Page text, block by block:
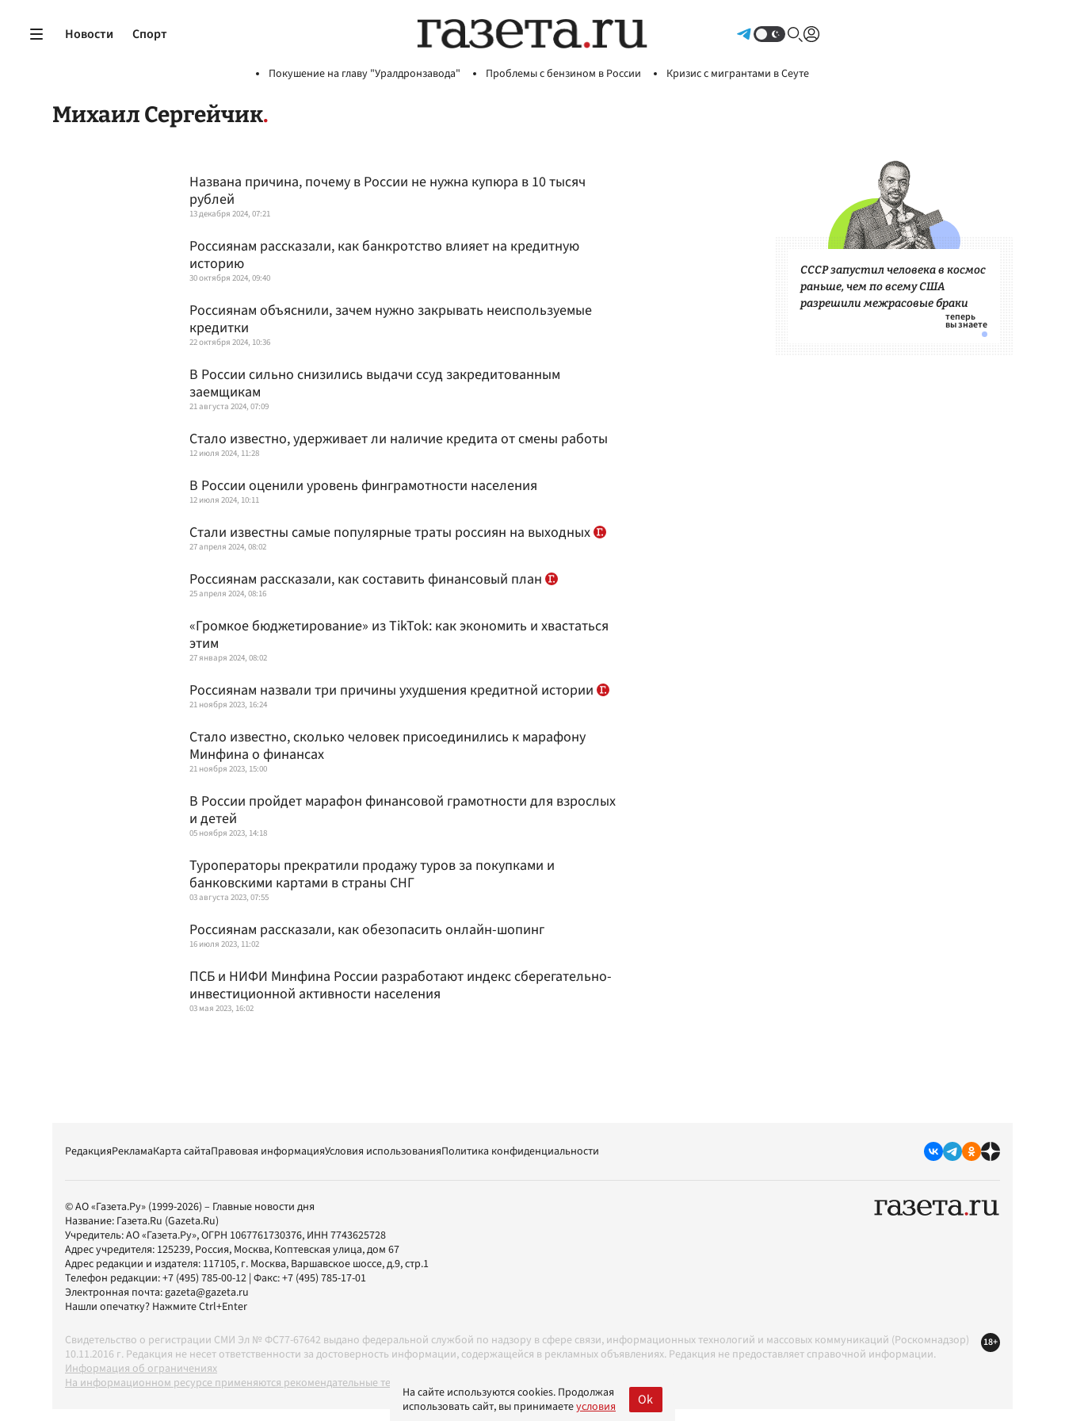
Новости Спорт
Покушение на главу "Уралдронзавода" Проблемы с бензином в России Кризис с мигрантами в Сеуте
Михаил Сергейчик
Названа причина, почему в России не нужна купюра в 10 тысяч
рублей
13 декабря 2024, 07:21
Россиянам рассказали, как банкротство влияет на кредитную
историю
30 октября 2024, 09:40
Россиянам объяснили, зачем нужно закрывать неиспользуемые
кредитки
22 октября 2024, 10:36
В России сильно снизились выдачи ссуд закредитованным
заемщикам
21 августа 2024, 07:09
Стало известно, удерживает ли наличие кредита от смены работы
12 июля 2024, 11:28
В России оценили уровень финграмотности населения
12 июля 2024, 10:11
Стали известны самые популярные траты россиян на выходных
27 апреля 2024, 08:02
Россиянам рассказали, как составить финансовый план
25 апреля 2024, 08:16
«Громкое бюджетирование» из TikTok: как экономить и хвастаться
этим
27 января 2024, 08:02
Россиянам назвали три причины ухудшения кредитной истории
21 ноября 2023, 16:24
Стало известно, сколько человек присоединились к марафону
Минфина о финансах
21 ноября 2023, 15:00
В России пройдет марафон финансовой грамотности для взрослых
и детей
05 ноября 2023, 14:18
Туроператоры прекратили продажу туров за покупками и
банковскими картами в страны СНГ
03 августа 2023, 07:55
Россиянам рассказали, как обезопасить онлайн-шопинг
16 июля 2023, 11:02
ПСБ и НИФИ Минфина России разработают индекс сберегательно-
инвестиционной активности населения
03 мая 2023, 16:02
СССР запустил человека в космос
раньше, чем по всему США
разрешили межрасовые браки
РедакцияРекламаКарта сайтаПравовая информацияУсловия использованияПолитика конфиденциальности
© АО «Газета.Ру» (1999-2026) – Главные новости дня
Название: Газета.Ru (Gazeta.Ru)
Учредитель:АО «Газета.Ру», ОГРН 1067761730376, ИНН 7743625728
Адрес учредителя: 125239, Россия, Москва, Коптевская улица, дом 67
Адрес редакции и издателя: 117105, г. Москва, Варшавское шоссе, д.9, стр.1
Телефон редакции:+7 (495) 785-00-12 | Факс:+7 (495) 785-17-01
Электронная почта:gazeta@gazeta.ru
Нашли опечатку? Нажмите Ctrl+Enter
Свидетельство о регистрации СМИ Эл № ФС77-67642 выдано федеральной службой по надзору в сфере связи, информационных технологий и массовых коммуникаций (Роскомнадзор)
10.11.2016 г. Редакция не несет ответственности за достоверность информации, содержащейся в рекламных объявлениях. Редакция не предоставляет справочной информации.
Информация об ограничениях
На информационном ресурсе применяются рекомендательные технологии в соответствии с Правилами
18+
На сайте используются cookies. Продолжая
использовать сайт, вы принимаетеусловия Ok